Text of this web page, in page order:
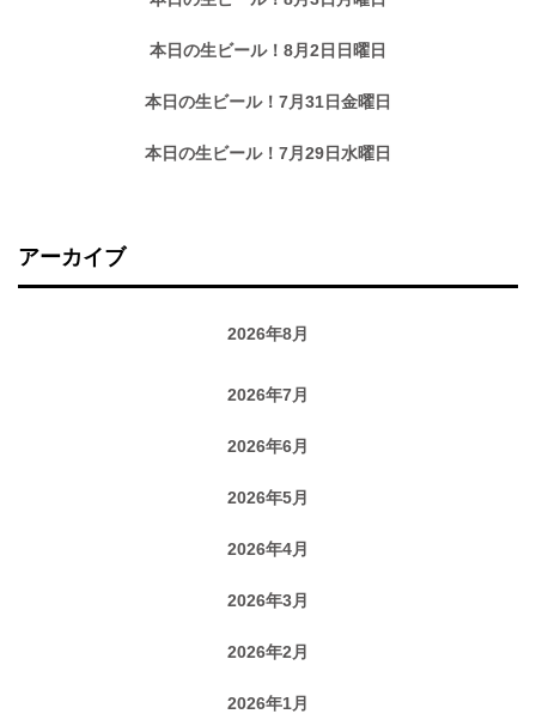
本日の生ビール！8月2日日曜日
本日の生ビール！7月31日金曜日
本日の生ビール！7月29日水曜日
アーカイブ
2026年8月
2026年7月
2026年6月
2026年5月
2026年4月
2026年3月
2026年2月
2026年1月